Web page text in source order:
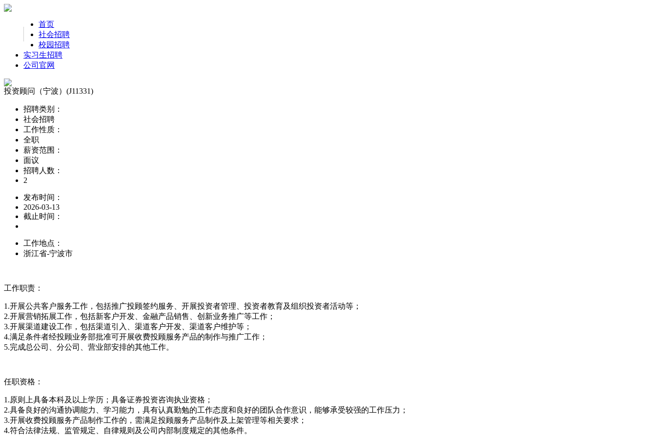
首页
社会招聘
校园招聘
实习生招聘
公司官网
投资顾问（宁波）(J11331)
招聘类别：
社会招聘
工作性质：
全职
薪资范围：
面议
招聘人数：
2
发布时间：
2026-03-13
截止时间：
工作地点：
浙江省-宁波市
工作职责：
1.开展公共客户服务工作，包括推广投顾签约服务、开展投资者管理、投资者教育及组织投资者活动等；
2.开展营销拓展工作，包括新客户开发、金融产品销售、创新业务推广等工作；
3.开展渠道建设工作，包括渠道引入、渠道客户开发、渠道客户维护等；
4.满足条件者经投顾业务部批准可开展收费投顾服务产品的制作与推广工作；
5.完成总公司、分公司、营业部安排的其他工作。
任职资格：
1.原则上具备本科及以上学历；具备证券投资咨询执业资格；
2.具备良好的沟通协调能力、学习能力，具有认真勤勉的工作态度和良好的团队合作意识，能够承受较强的工作压力；
3.开展收费投顾服务产品制作工作的，需满足投顾服务产品制作及上架管理等相关要求；
4.符合法律法规、监管规定、自律规则及公司内部制度规定的其他条件。